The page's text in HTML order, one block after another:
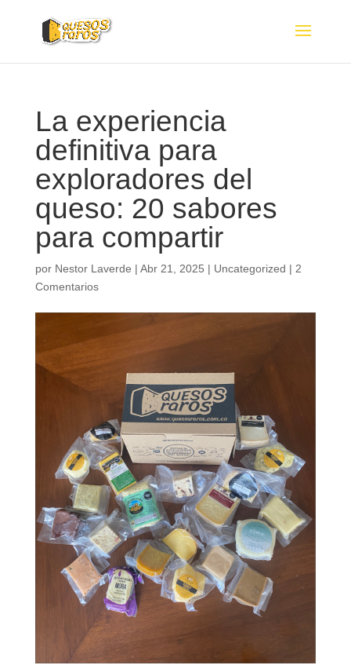
La experiencia
definitiva para
exploradores del
queso: 20 sabores
para compartir
por Nestor Laverde | Abr 21, 2025 | Uncategorized | 2
Comentarios